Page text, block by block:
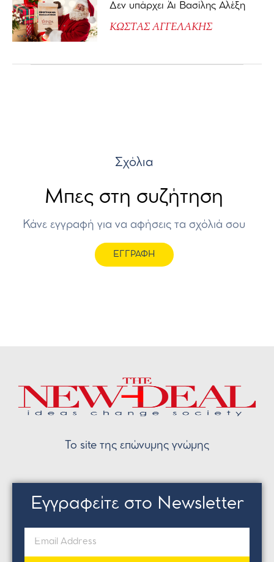
Δεν υπάρχει Άι Βασίλης Αλέξη
ΚΩΣΤΑΣ ΑΓΓΕΛΑΚΗΣ
Σχόλια
Μπες στη συζήτηση
Κάνε εγγραφή για να αφήσεις τα σχόλιά σου
ΕΓΓΡΑΦΗ
Το site της επώνυμης γνώμης
Εγγραφείτε στο Newsletter